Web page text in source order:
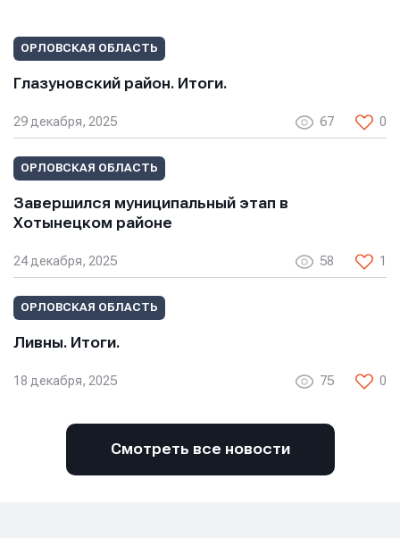
ОРЛОВСКАЯ ОБЛАСТЬ
Глазуновский район. Итоги.
29 декабря, 2025 67 0
ОРЛОВСКАЯ ОБЛАСТЬ
Завершился муниципальный этап в
Хотынецком районе
24 декабря, 2025 58 1
ОРЛОВСКАЯ ОБЛАСТЬ
Ливны. Итоги.
18 декабря, 2025 75 0
Смотреть все новости
Отправить
Нажимая кнопку “Отправить”, вы соглашаетесь с
условиями обработки персональных данных
Отправить
Нажимая кнопку “Отправить”, вы соглашаетесь с
условиями обработки персональных данных
Телефон
Сообщение
Отправить
Нажимая кнопку “Отправить”, вы соглашаетесь с
условиями обработки персональных данных